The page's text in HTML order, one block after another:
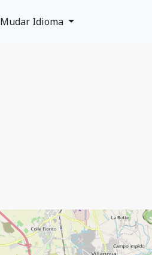
Mudar Idioma